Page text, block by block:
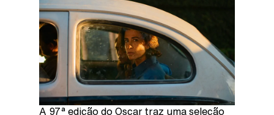
A 97ª edição do Oscar traz uma seleção